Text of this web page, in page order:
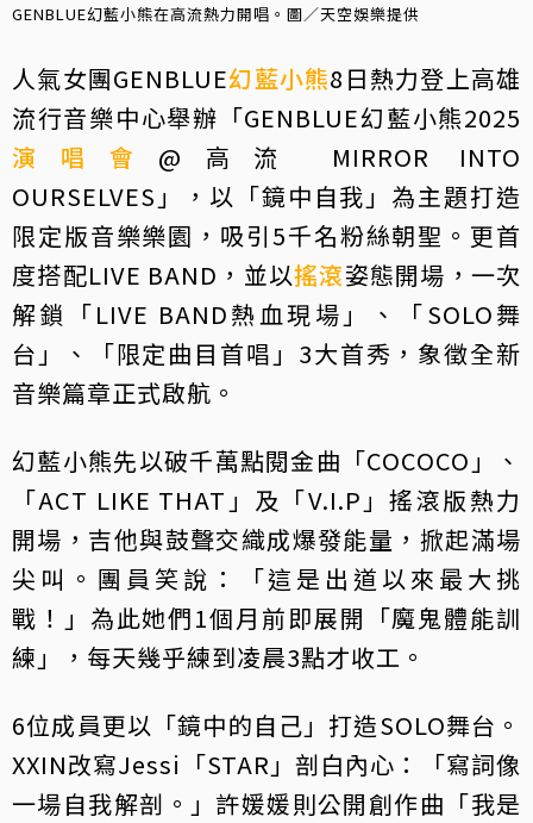
GENBLUE幻藍小熊在高流熱力開唱。圖／天空娛樂提供
人氣女團GENBLUE幻藍小熊8日熱力登上高雄
流行音樂中心舉辦「GENBLUE幻藍小熊2025
演唱會 @高流 MIRROR INTO
OURSELVES」，以「鏡中自我」為主題打造
限定版音樂樂園，吸引5千名粉絲朝聖。更首
度搭配LIVE BAND，並以搖滾姿態開場，一次
解鎖「LIVE BAND熱血現場」、「SOLO舞
台」、「限定曲目首唱」3大首秀，象徵全新
音樂篇章正式啟航。
幻藍小熊先以破千萬點閱金曲「COCOCO」、
「ACT LIKE THAT」及「V.I.P」搖滾版熱力
開場，吉他與鼓聲交織成爆發能量，掀起滿場
尖叫。團員笑說：「這是出道以來最大挑
戰！」為此她們1個月前即展開「魔鬼體能訓
練」，每天幾乎練到凌晨3點才收工。
6位成員更以「鏡中的自己」打造SOLO舞台。
XXIN改寫Jessi「STAR」剖白內心：「寫詞像
一場自我解剖。」許媛媛則公開創作曲「我是